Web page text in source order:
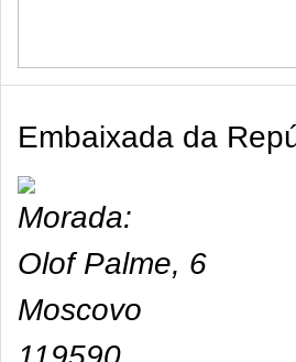
Embaixada da
Olof Palme, 6
Moscovo